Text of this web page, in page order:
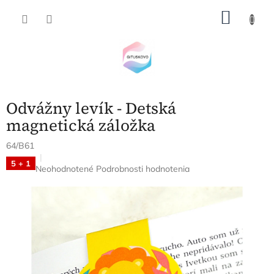
Odvážny levík - Detská
magnetická záložka
64/B61
5 + 1 Priemerné
Neohodnotené Podrobnosti hodnotenia